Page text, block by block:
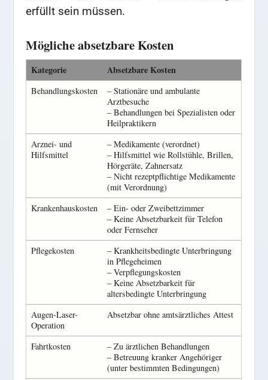
erfüllt sein müssen.
Mögliche absetzbare Kosten
Kategorie Absetzbare Kosten
Behandlungskosten
– Stationäre und ambulante
Arztbesuche
– Behandlungen bei Spezialisten oder
Heilpraktikern
Arznei- und
Hilfsmittel
– Medikamente (verordnet)
– Hilfsmittel wie Rollstühle, Brillen,
Hörgeräte, Zahnersatz
– Nicht rezeptpflichtige Medikamente
(mit Verordnung)
Krankenhauskosten
– Ein- oder Zweibettzimmer
– Keine Absetzbarkeit für Telefon
oder Fernseher
Pflegekosten
– Krankheitsbedingte Unterbringung
in Pflegeheimen
– Verpflegungskosten
– Keine Absetzbarkeit für
altersbedingte Unterbringung
Augen-Laser-
Operation
Absetzbar ohne amtsärztliches Attest
Fahrtkosten
– Zu ärztlichen Behandlungen
– Betreuung kranker Angehöriger
(unter bestimmten Bedingungen)